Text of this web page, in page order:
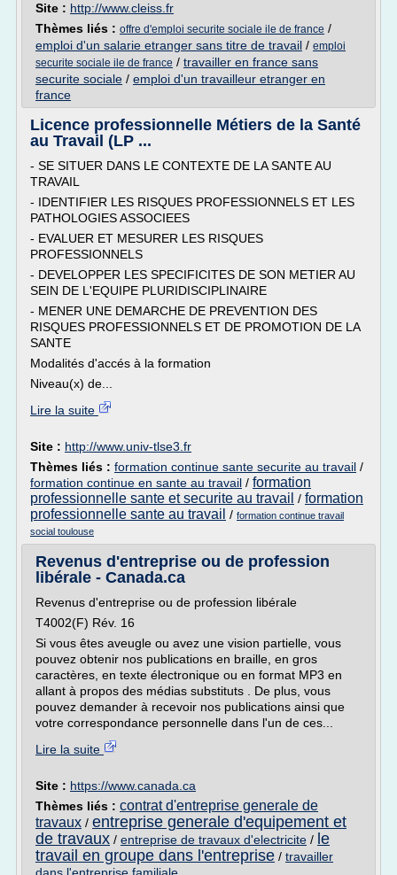
Site : http://www.cleiss.fr
Thèmes liés : offre d'emploi securite sociale ile de france /
emploi d'un salarie etranger sans titre de travail / emploi
securite sociale ile de france / travailler en france sans
securite sociale / emploi d'un travailleur etranger en
france
Licence professionnelle Métiers de la Santé
au Travail (LP ...
- SE SITUER DANS LE CONTEXTE DE LA SANTE AU
TRAVAIL
- IDENTIFIER LES RISQUES PROFESSIONNELS ET LES
PATHOLOGIES ASSOCIEES
- EVALUER ET MESURER LES RISQUES
PROFESSIONNELS
- DEVELOPPER LES SPECIFICITES DE SON METIER AU
SEIN DE L'EQUIPE PLURIDISCIPLINAIRE
- MENER UNE DEMARCHE DE PREVENTION DES
RISQUES PROFESSIONNELS ET DE PROMOTION DE LA
SANTE
Modalités d'accés à la formation
Niveau(x) de...
Lire la suite
Site : http://www.univ-tlse3.fr
Thèmes liés : formation continue sante securite au travail /
formation continue en sante au travail / formation
professionnelle sante et securite au travail / formation
professionnelle sante au travail / formation continue travail
social toulouse
Revenus d'entreprise ou de profession
libérale - Canada.ca
Revenus d'entreprise ou de profession libérale
T4002(F) Rév. 16
Si vous êtes aveugle ou avez une vision partielle, vous
pouvez obtenir nos publications en braille, en gros
caractères, en texte électronique ou en format MP3 en
allant à propos des médias substituts . De plus, vous
pouvez demander à recevoir nos publications ainsi que
votre correspondance personnelle dans l'un de ces...
Lire la suite
Site : https://www.canada.ca
Thèmes liés : contrat d'entreprise generale de
travaux / entreprise generale d'equipement et
de travaux / entreprise de travaux d'electricite / le
travail en groupe dans l'entreprise / travailler